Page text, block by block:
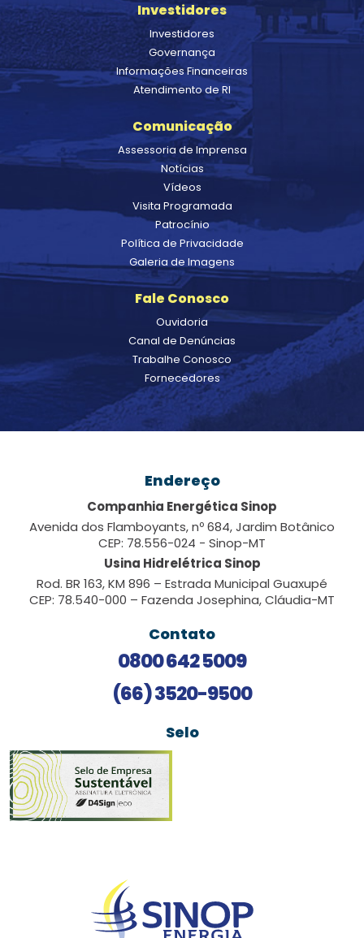
Investidores
Investidores
Governança
Informações Financeiras
Atendimento de RI
Comunicação
Assessoria de Imprensa
Notícias
Vídeos
Visita Programada
Patrocínio
Política de Privacidade
Galeria de Imagens
Fale Conosco
Ouvidoria
Canal de Denúncias
Trabalhe Conosco
Fornecedores
Endereço
Companhia Energética Sinop
Avenida dos Flamboyants, nº 684, Jardim Botânico
CEP: 78.556-024 - Sinop-MT
Usina Hidrelétrica Sinop
Rod. BR 163, KM 896 – Estrada Municipal Guaxupé
CEP: 78.540-000 – Fazenda Josephina, Cláudia-MT
Contato
0800 642 5009
(66) 3520-9500
Selo